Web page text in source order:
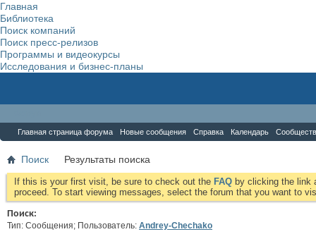
Главная
Библиотека
Поиск компаний
Поиск пресс-релизов
Программы и видеокурсы
Исследования и бизнес-планы
Главная страница форума Новые сообщения Справка Календарь
Поиск Результаты поиска
If this is your first visit, be sure to check out the FAQ by clicking the link
proceed. To start viewing messages, select the forum that you want to
Поиск:
Тип: Сообщения; Пользователь: Andrey-Chechako